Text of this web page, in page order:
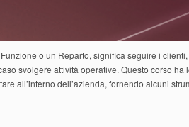
o un Reparto, significa seguire i
svolgere attività operative. Questo corso
all’interno dell’azienda, fornendo alcuni